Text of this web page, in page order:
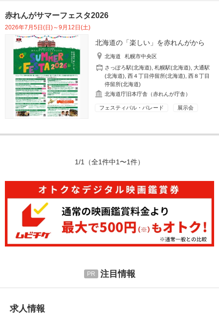
赤れんがサマーフェスタ2026
2026年7月5日(日)～9月12日(土)
北海道の「楽しい」を赤れんがから
北海道
札幌市中央区
さっぽろ駅(北海道) ,札幌駅(北海道) ,大通駅
(北海道) ,西４丁目停留所(北海道) ,西８丁目
停留所(北海道)
北海道庁旧本庁舎（赤れんが庁舎）
フェスティバル・パレード 展示会
1/1 （全1件中1〜1件）
注目情報
求人情報